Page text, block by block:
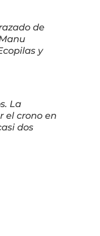
de
y
La
el crono en
dos